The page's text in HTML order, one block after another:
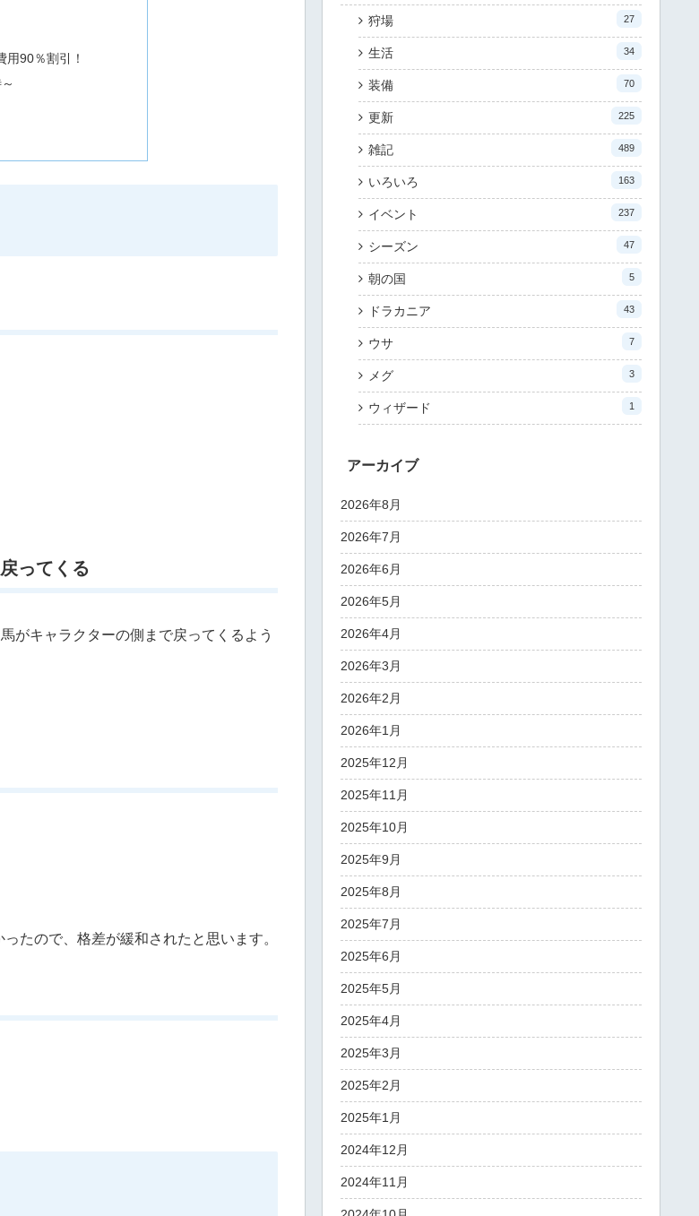
90％割引！
ってくる
がキャラクターの側まで戻ってくるよう
たので、格差が緩和されたと思います。
狩場 27
生活 34
装備 70
更新 225
雑記 489
いろいろ 163
イベント 237
シーズン 47
朝の国 5
ドラカニア 43
ウサ 7
メグ 3
ウィザード 1
アーカイブ
2026年8月
2026年7月
2026年6月
2026年5月
2026年4月
2026年3月
2026年2月
2026年1月
2025年12月
2025年11月
2025年10月
2025年9月
2025年8月
2025年7月
2025年6月
2025年5月
2025年4月
2025年3月
2025年2月
2025年1月
2024年12月
2024年11月